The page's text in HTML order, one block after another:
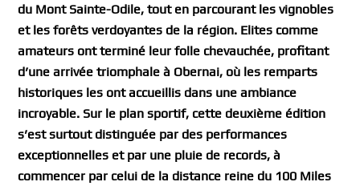
du Mont Sainte-Odile, tout en parcourant les vignobles
et les forêts verdoyantes de la région. Elites comme
amateurs ont terminé leur folle chevauchée, profitant
d’une arrivée triomphale à Obernai, où les remparts
historiques les ont accueillis dans une ambiance
incroyable. Sur le plan sportif, cette deuxième édition
s’est surtout distinguée par des performances
exceptionnelles et par une pluie de records, à
commencer par celui de la distance reine du 100 Miles